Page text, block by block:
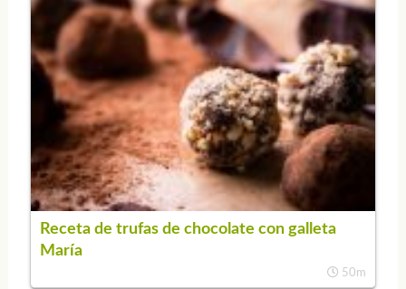
Receta de trufas de chocolate con galleta
María
50m